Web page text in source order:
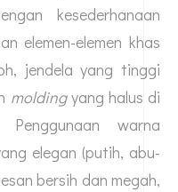
kesederhanaan
elemen-elemen khas
jendela yang tinggi
moldingyang halus di
warna
elegan (putih, abu-
bersih dan megah,